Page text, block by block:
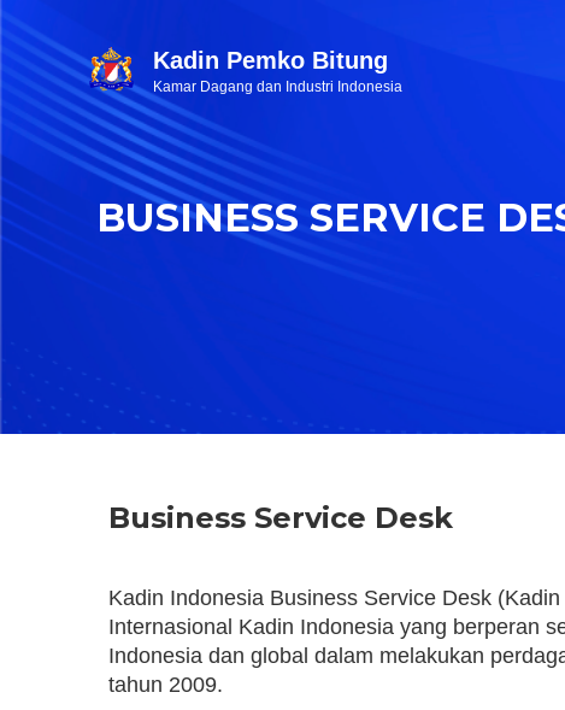
Kadin Pemko Bitung
Kamar Dagang dan Industri Indonesia
BUSINESS SERVICE
Business Service Desk
Kadin Indonesia Business Service Desk
Internasional Kadin Indonesia yang berperan
Indonesia dan global dalam melakukan
tahun 2009.